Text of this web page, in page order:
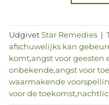
Udgivet Star Remedies |
afschuwelijks kan
komt,angst voor geesten
onbekende,angst voor
waarmakende
voor de toekomst,